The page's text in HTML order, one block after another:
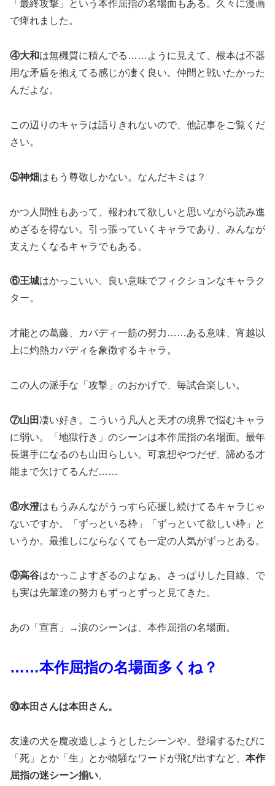
「最終攻撃」という本作屈指の名場面もある。久々に漫画
で痺れました。
④大和は無機質に積んでる……ように見えて、根本は不器
用な矛盾を抱えてる感じが凄く良い。仲間と戦いたかった
んだよな。
この辺りのキャラは語りきれないので、他記事をご覧くだ
さい。
⑤神畑はもう尊敬しかない。なんだキミは？
かつ人間性もあって、報われて欲しいと思いながら読み進
めざるを得ない。引っ張っていくキャラであり、みんなが
支えたくなるキャラでもある。
⑥王城はかっこいい。良い意味でフィクションなキャラク
ター。
才能との葛藤、カバディ一筋の努力……ある意味、宵越以
上に灼熱カバディを象徴するキャラ。
この人の派手な「攻撃」のおかげで、毎試合楽しい。
⑦山田凄い好き。こういう凡人と天才の境界で悩むキャラ
に弱い。「地獄行き」のシーンは本作屈指の名場面。最年
長選手になるのも山田らしい。可哀想やつだぜ、諦める才
能まで欠けてるんだ……
⑧水澄はもうみんながうっすら応援し続けてるキャラじゃ
ないですか。「ずっといる枠」「ずっといて欲しい枠」と
いうか。最推しにならなくても一定の人気がずっとある。
⑨高谷はかっこよすぎるのよなぁ。さっぱりした目線、で
も実は先輩達の努力もずっとずっと見てきた。
あの「宣言」→涙のシーンは、本作屈指の名場面。
……本作屈指の名場面多くね？
⑩本田さんは本田さん。
友達の犬を魔改造しようとしたシーンや、登場するたびに
「死」とか「生」とか物騒なワードが飛び出すなど、 本作
屈指の迷シーン揃い。